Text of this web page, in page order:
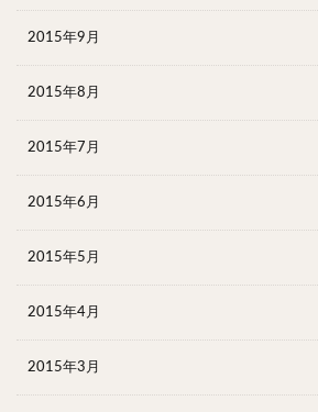
2015年9月
2015年8月
2015年7月
2015年6月
2015年5月
2015年4月
2015年3月